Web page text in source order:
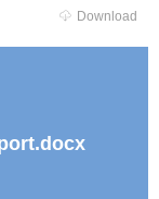
Download